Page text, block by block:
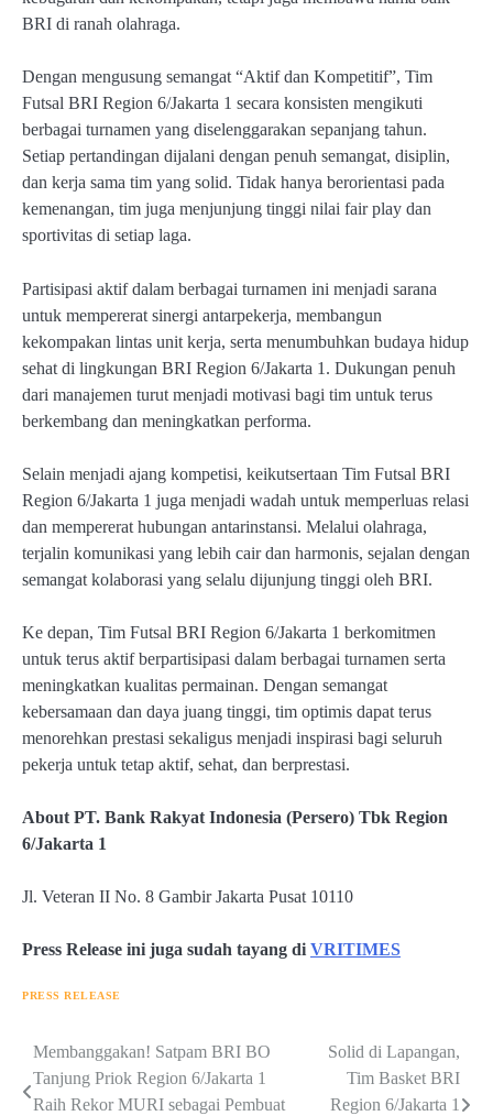
BRI di ranah olahraga.
Dengan mengusung semangat “Aktif dan Kompetitif”, Tim
Futsal BRI Region 6/Jakarta 1 secara konsisten mengikuti
berbagai turnamen yang diselenggarakan sepanjang tahun.
Setiap pertandingan dijalani dengan penuh semangat, disiplin,
dan kerja sama tim yang solid. Tidak hanya berorientasi pada
kemenangan, tim juga menjunjung tinggi nilai fair play dan
sportivitas di setiap laga.
Partisipasi aktif dalam berbagai turnamen ini menjadi sarana
untuk mempererat sinergi antarpekerja, membangun
kekompakan lintas unit kerja, serta menumbuhkan budaya hidup
sehat di lingkungan BRI Region 6/Jakarta 1. Dukungan penuh
dari manajemen turut menjadi motivasi bagi tim untuk terus
berkembang dan meningkatkan performa.
Selain menjadi ajang kompetisi, keikutsertaan Tim Futsal BRI
Region 6/Jakarta 1 juga menjadi wadah untuk memperluas relasi
dan mempererat hubungan antarinstansi. Melalui olahraga,
terjalin komunikasi yang lebih cair dan harmonis, sejalan dengan
semangat kolaborasi yang selalu dijunjung tinggi oleh BRI.
Ke depan, Tim Futsal BRI Region 6/Jakarta 1 berkomitmen
untuk terus aktif berpartisipasi dalam berbagai turnamen serta
meningkatkan kualitas permainan. Dengan semangat
kebersamaan dan daya juang tinggi, tim optimis dapat terus
menorehkan prestasi sekaligus menjadi inspirasi bagi seluruh
pekerja untuk tetap aktif, sehat, dan berprestasi.
About PT. Bank Rakyat Indonesia (Persero) Tbk Region
6/Jakarta 1
Jl. Veteran II No. 8 Gambir Jakarta Pusat 10110
Press Release ini juga sudah tayang di VRITIMES
PRESS RELEASE
Navigasi
pos
Membanggakan! Satpam BRI BO
Tanjung Priok Region 6/Jakarta 1
Raih Rekor MURI sebagai Pembuat
Solid di Lapangan,
Tim Basket BRI
Region 6/Jakarta 1